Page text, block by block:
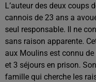
L’auteur des deux coups
cannois de 23 ans a
seul responsable. Il ne
sans raison apparente.
aux Moulins est connu
et 3 séjours en prison.
famille qui cherche les